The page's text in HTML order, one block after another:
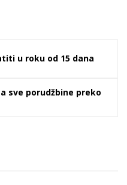
u roku od 15 dana
sve porudžbine preko